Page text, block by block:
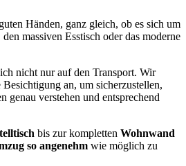
Händen, ganz gleich, ob es sich um
massiven Esstisch oder das moderne
nicht nur auf den Transport. Wir
an, um sicherzustellen,
genau verstehen und entsprechend
bis zur kompletten Wohnwand
so angenehm wie möglich zu